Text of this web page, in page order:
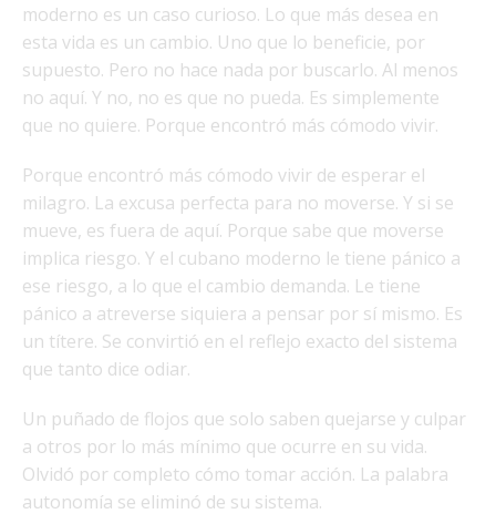
moderno es un caso curioso. Lo que más desea en
esta vida es un cambio. Uno que lo beneficie, por
supuesto. Pero no hace nada por buscarlo. Al menos
no aquí. Y no, no es que no pueda. Es simplemente
que no quiere. Porque encontró más cómodo vivir.
Porque encontró más cómodo vivir de esperar el
milagro. La excusa perfecta para no moverse. Y si se
mueve, es fuera de aquí. Porque sabe que moverse
implica riesgo. Y el cubano moderno le tiene pánico a
ese riesgo, a lo que el cambio demanda. Le tiene
pánico a atreverse siquiera a pensar por sí mismo. Es
un títere. Se convirtió en el reflejo exacto del sistema
que tanto dice odiar.
Un puñado de flojos que solo saben quejarse y culpar
a otros por lo más mínimo que ocurre en su vida.
Olvidó por completo cómo tomar acción. La palabra
autonomía se eliminó de su sistema.